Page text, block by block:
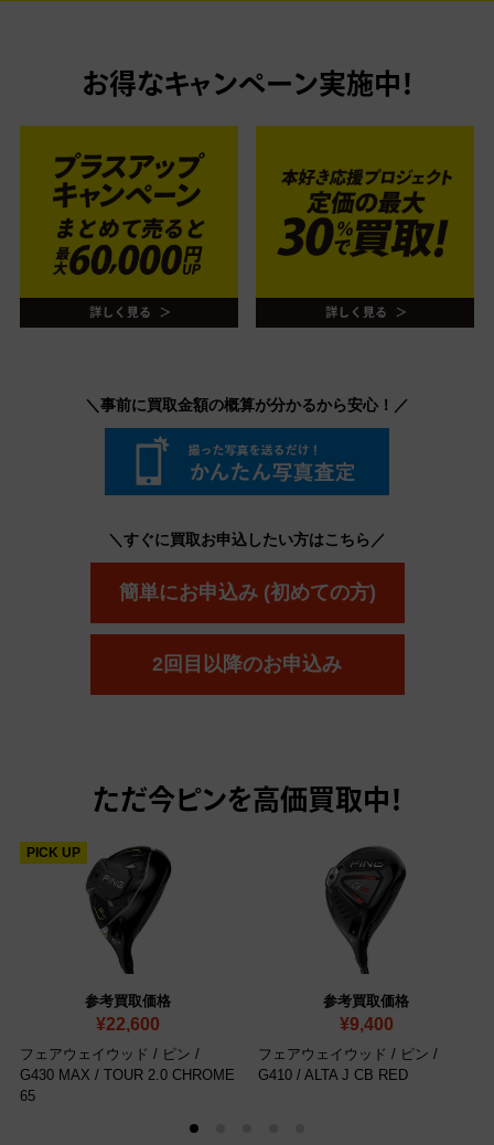
お得なキャンペーン実施中！
＼事前に買取金額の概算が分かるから安心！／
＼すぐに買取お申込したい方はこちら／
簡単にお申込み (初めての方)
2回目以降のお申込み
ただ今 ピンを高価買取中！
参考買取価格
¥22,600
PICK UP
フェアウェイウッド / ピン /
G430 MAX / TOUR 2.0 CHROME
65
参考買取価格
¥9,400
フェアウェイウッド / ピン /
G410 / ALTA J CB RED